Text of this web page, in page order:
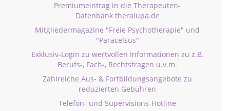
Premiumeintrag in die Therapeuten-
Datenbank theralupa.de
Mitgliedermagazine "Freie Psychotherapie" und
"Paracelsus"
Exklusiv-Login zu wertvollen Informationen zu z.B.
Berufs-, Fach-, Rechtsfragen u.v.m.
Zahlreiche Aus- & Fortbildungsangebote zu
reduzierten Gebühren
Telefon- und Supervisions-Hotline